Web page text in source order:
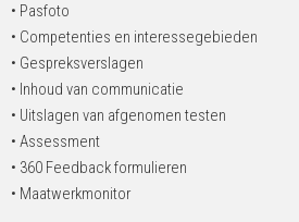
• Pasfoto
• Competenties en interessegebieden
• Gespreksverslagen
• Inhoud van communicatie
• Uitslagen van afgenomen testen
• Assessment
• 360 Feedback formulieren
• Maatwerkmonitor